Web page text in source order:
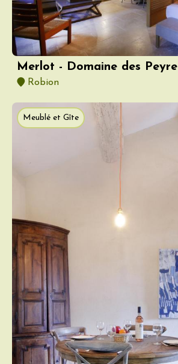
Merlot - Domaine des Peyre
Robion
Meublé et Gîte